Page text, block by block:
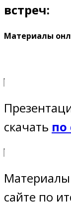
встреч:
Материалы
скачать по
сайте по